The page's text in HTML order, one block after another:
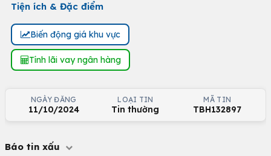
Tiện ích & Đặc điểm
Biến động giá khu vực
Tính lãi vay ngân hàng
NGÀY ĐĂNG
11/10/2024
LOẠI TIN
Tin thường
MÃ TIN
TBH132897
Báo tin xấu